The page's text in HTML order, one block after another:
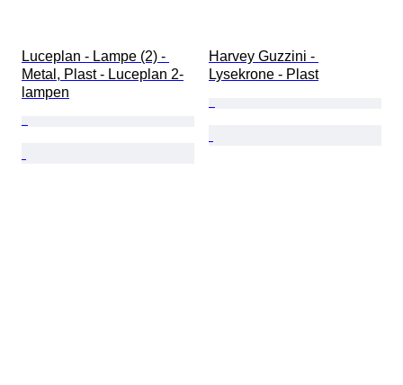
Luceplan - Lampe (2) -
Metal, Plast - Luceplan 2-
lampen
Harvey Guzzini -
Lysekrone - Plast